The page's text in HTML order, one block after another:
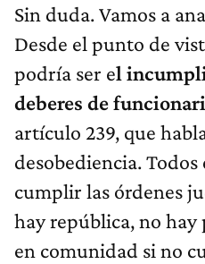
Sin duda. Vamos a
Desde el punto de
podría ser el
deberes de
artículo 239, que
desobediencia.
cumplir las órdenes
hay república, no
en comunidad si no